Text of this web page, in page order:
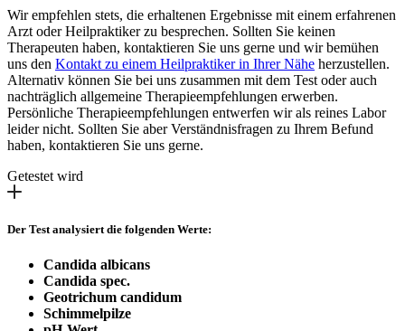
Wir empfehlen stets, die erhaltenen Ergebnisse mit einem erfahrenen
Arzt oder Heilpraktiker zu besprechen. Sollten Sie keinen
Therapeuten haben, kontaktieren Sie uns gerne und wir bemühen
uns den Kontakt zu einem Heilpraktiker in Ihrer Nähe herzustellen.
Alternativ können Sie bei uns zusammen mit dem Test oder auch
nachträglich allgemeine Therapieempfehlungen erwerben.
Persönliche Therapieempfehlungen entwerfen wir als reines Labor
leider nicht. Sollten Sie aber Verständnisfragen zu Ihrem Befund
haben, kontaktieren Sie uns gerne.
Getestet wird
Der Test analysiert die folgenden Werte:
Candida albicans
Candida spec.
Geotrichum candidum
Schimmelpilze